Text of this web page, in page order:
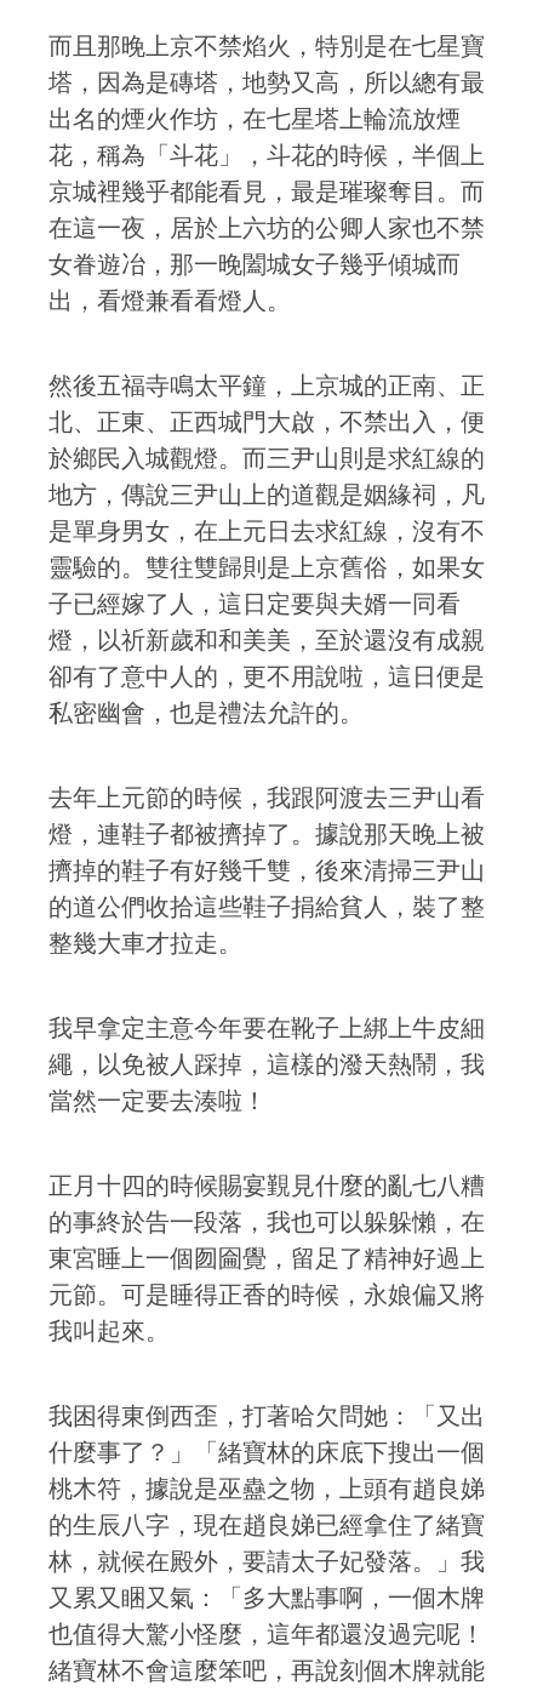
而且那晚上京不禁焰火，特別是在七星寶
塔，因為是磚塔，地勢又高，所以總有最
出名的煙火作坊，在七星塔上輪流放煙
花，稱為「斗花」，斗花的時候，半個上
京城裡幾乎都能看見，最是璀璨奪目。而
在這一夜，居於上六坊的公卿人家也不禁
女眷遊冶，那一晚闔城女子幾乎傾城而
出，看燈兼看看燈人。
然後五福寺鳴太平鐘，上京城的正南、正
北、正東、正西城門大啟，不禁出入，便
於鄉民入城觀燈。而三尹山則是求紅線的
地方，傳說三尹山上的道觀是姻緣祠，凡
是單身男女，在上元日去求紅線，沒有不
靈驗的。雙往雙歸則是上京舊俗，如果女
子已經嫁了人，這日定要與夫婿一同看
燈，以祈新歲和和美美，至於還沒有成親
卻有了意中人的，更不用說啦，這日便是
私密幽會，也是禮法允許的。
去年上元節的時候，我跟阿渡去三尹山看
燈，連鞋子都被擠掉了。據說那天晚上被
擠掉的鞋子有好幾千雙，後來清掃三尹山
的道公們收拾這些鞋子捐給貧人，裝了整
整幾大車才拉走。
我早拿定主意今年要在靴子上綁上牛皮細
繩，以免被人踩掉，這樣的潑天熱鬧，我
當然一定要去湊啦！
正月十四的時候賜宴覲見什麼的亂七八糟
的事終於告一段落，我也可以躲躲懶，在
東宮睡上一個囫圇覺，留足了精神好過上
元節。可是睡得正香的時候，永娘偏又將
我叫起來。
我困得東倒西歪，打著哈欠問她：「又出
什麼事了？」「緒寶林的床底下搜出一個
桃木符，據說是巫蠱之物，上頭有趙良娣
的生辰八字，現在趙良娣已經拿住了緒寶
林，就候在殿外，要請太子妃發落。」我
又累又睏又氣：「多大點事啊，一個木牌
也值得大驚小怪麼，這年都還沒過完呢！
緒寶林不會這麼笨吧，再說刻個木牌就能